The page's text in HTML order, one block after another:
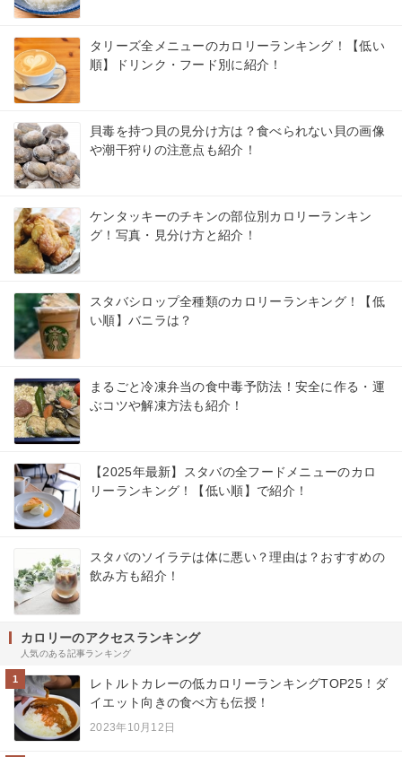
タリーズ全メニューのカロリーランキング！【低い
順】ドリンク・フード別に紹介！
貝毒を持つ貝の見分け方は？食べられない貝の画像
や潮干狩りの注意点も紹介！
ケンタッキーのチキンの部位別カロリーランキン
グ！写真・見分け方と紹介！
スタバシロップ全種類のカロリーランキング！【低
い順】バニラは？
まるごと冷凍弁当の食中毒予防法！安全に作る・運
ぶコツや解凍方法も紹介！
【2025年最新】スタバの全フードメニューのカロ
リーランキング！【低い順】で紹介！
スタバのソイラテは体に悪い？理由は？おすすめの
飲み方も紹介！
カロリーのアクセスランキング
人気のある記事ランキング
1
レトルトカレーの低カロリーランキングTOP25！ダ
イエット向きの食べ方も伝授！
2023年10月12日